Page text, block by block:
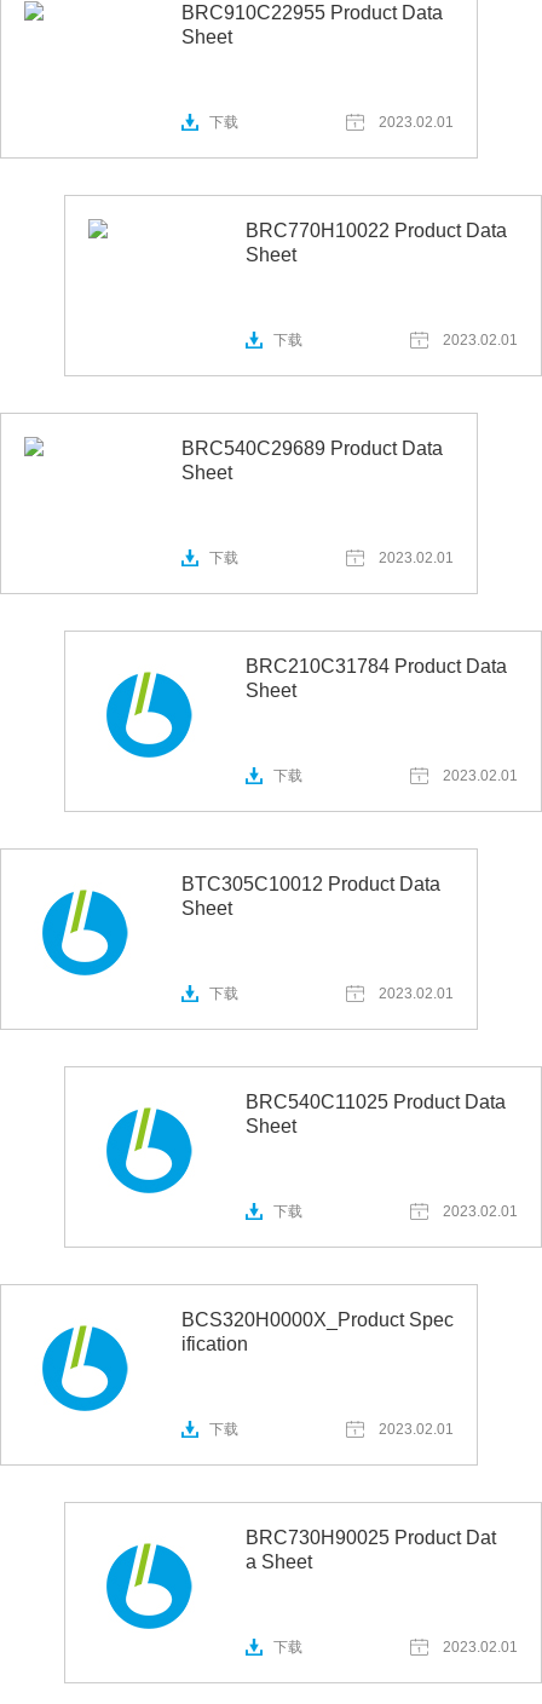
BRC910C22955 Product Data
Sheet
下载 2023.02.01
BRC770H10022 Product Data
Sheet
下载 2023.02.01
BRC540C29689 Product Data
Sheet
下载 2023.02.01
BRC210C31784 Product Data
Sheet
下载 2023.02.01
BTC305C10012 Product Data
Sheet
下载 2023.02.01
BRC540C11025 Product Data
Sheet
下载 2023.02.01
BCS320H0000X_Product Spec
ification
下载 2023.02.01
BRC730H90025 Product Dat
a Sheet
下载 2023.02.01